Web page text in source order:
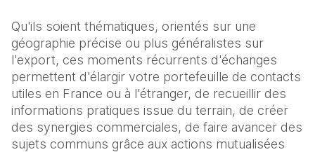
Qu'ils soient thématiques, orientés sur une
géographie précise ou plus généralistes sur
l'export, ces moments récurrents d'échanges
permettent d'élargir votre portefeuille de contacts
utiles en France ou à l'étranger, de recueillir des
informations pratiques issue du terrain, de créer
des synergies commerciales, de faire avancer des
sujets communs grâce aux actions mutualisées